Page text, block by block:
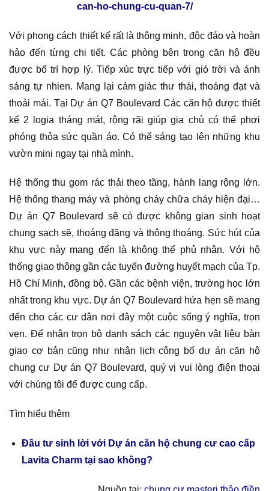
can-ho-chung-cu-quan-7/
Với phong cách thiết kế rất là thông minh, độc đáo và hoàn
hảo đến từng chi tiết. Các phòng bên trong căn hộ đều
được bố trí hợp lý. Tiếp xúc trực tiếp với gió trời và ánh
sáng tự nhien. Mang lại cảm giác thư thái, thoáng đạt và
thoải mái. Tại Dự án Q7 Boulevard Các căn hộ được thiết
kế 2 logia tháng mát, rộng rãi giúp gia chủ có thể phơi
phóng thỏa sức quần áo. Có thể sáng tạo lên những khu
vườn mini ngay tại nhà mình.
Hệ thống thu gom rác thải theo tầng, hành lang rộng lớn.
Hệ thống thang máy và phòng cháy chữa cháy hiện đại…
Dự án Q7 Boulevard sẽ có được không gian sinh hoạt
chung sạch sẽ, thoáng đãng và thông thoáng. Sức hút của
khu vực này mang đến là không thể phủ nhận. Với hộ
thống giao thông gần các tuyến đường huyết mạch của Tp.
Hồ Chí Minh, đồng bộ. Gần các bệnh viện, trường học lớn
nhất trong khu vực. Dự án Q7 Boulevard hứa hẹn sẽ mang
đến cho các cư dân nơi đây một cuộc sống ý nghĩa, trọn
vẹn. Để nhận trọn bộ danh sách các nguyên vật liệu bàn
giao cơ bản cũng như nhận lịch công bố dự án căn hộ
chung cư Dự án Q7 Boulevard, quý vị vui lòng điện thoại
với chúng tôi để được cung cấp.
Tìm hiểu thêm
Đầu tư sinh lời với Dự án căn hộ chung cư cao cấp
Lavita Charm tại sao không?